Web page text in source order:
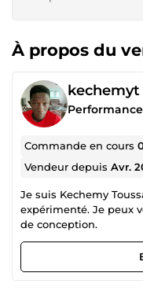
À propos du
kechemyt
Performance
Commande en cours
Vendeur depuisAvr.
Je suis Kechemy
expérimenté. Je peux
de conception.